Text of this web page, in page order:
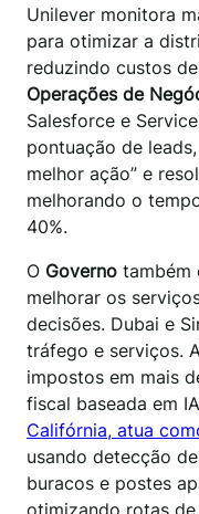
Unilever monitora
para otimizar a
reduzindo custos
Operações de
Salesforce e
pontuação de
melhor ação” e
melhorando o
40%.
O Governo também
melhorar os
decisões. Dubai e
tráfego e serviços.
impostos em mais
fiscal baseada em
Califórnia, atua
usando detecção
buracos e postes
otimizando rotas